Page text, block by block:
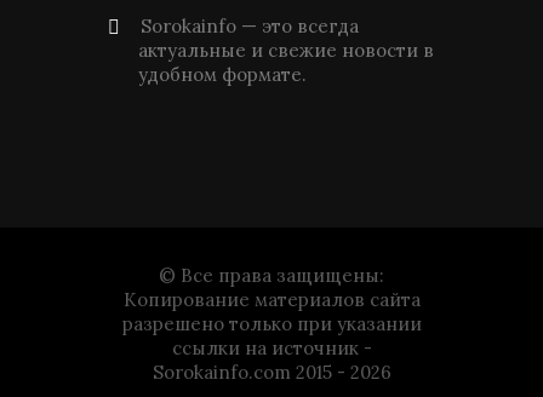
Sorokainfo — это всегда
актуальные и свежие новости в
удобном формате.
© Все права защищены:
Копирование материалов сайта
разрешено только при указании
ссылки на источник -
Sorokainfo.com 2015 - 2026